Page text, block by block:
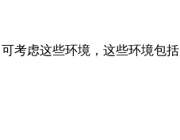
虑这些环境，这些环境包